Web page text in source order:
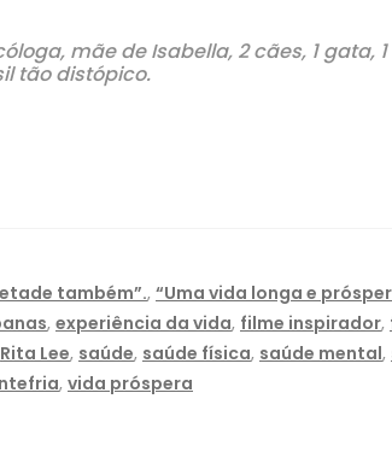
mãe de Isabella, 2 cães, 1 gata,
tão distópico.
também”., “Uma vida longa e
, experiência da vida, filme inspirador,
Rita Lee, saúde, saúde física, saúde mental,
, vida próspera